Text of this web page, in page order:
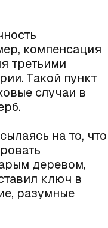
компенсация
третьими
Такой пункт
случаи в
на то, что
деревом,
ключ в
разумные